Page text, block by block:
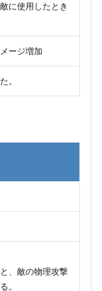
に使用したとき
ージ増加
。
、敵の物理攻撃
。